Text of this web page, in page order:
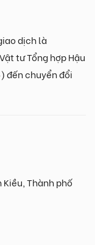
dịch là
tư Tổng hợp Hậu
đến chuyển đổi
Kiều, Thành phố